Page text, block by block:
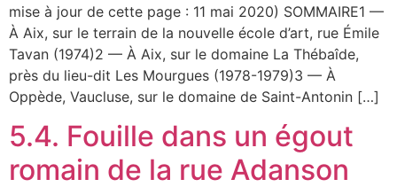
mise à jour de cette page : 11 mai 2020) SOMMAIRE1 —
À Aix, sur le terrain de la nouvelle école d’art, rue Émile
Tavan (1974)2 — À Aix, sur le domaine La Thébaîde,
près du lieu-dit Les Mourgues (1978-1979)3 — À
Oppède, Vaucluse, sur le domaine de Saint-Antonin […]
5.4. Fouille dans un égout
romain de la rue Adanson